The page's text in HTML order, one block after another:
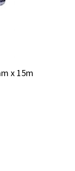
x 15m